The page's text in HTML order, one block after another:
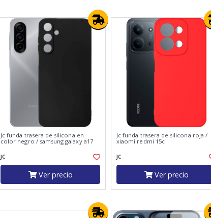
Jc funda trasera de silicona en
color negro / samsung galaxy a17
JC
Ver precio
Jc funda trasera de silicona roja /
xiaomi redmi 15c
JC
Ver precio